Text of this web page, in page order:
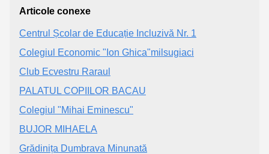
Articole conexe
Centrul Școlar de Educație Incluzivă Nr. 1
Colegiul Economic "Ion Ghica"milsugiaci
Club Ecvestru Raraul
PALATUL COPIILOR BACAU
Colegiul "Mihai Eminescu"
BUJOR MIHAELA
Grădinița Dumbrava Minunată